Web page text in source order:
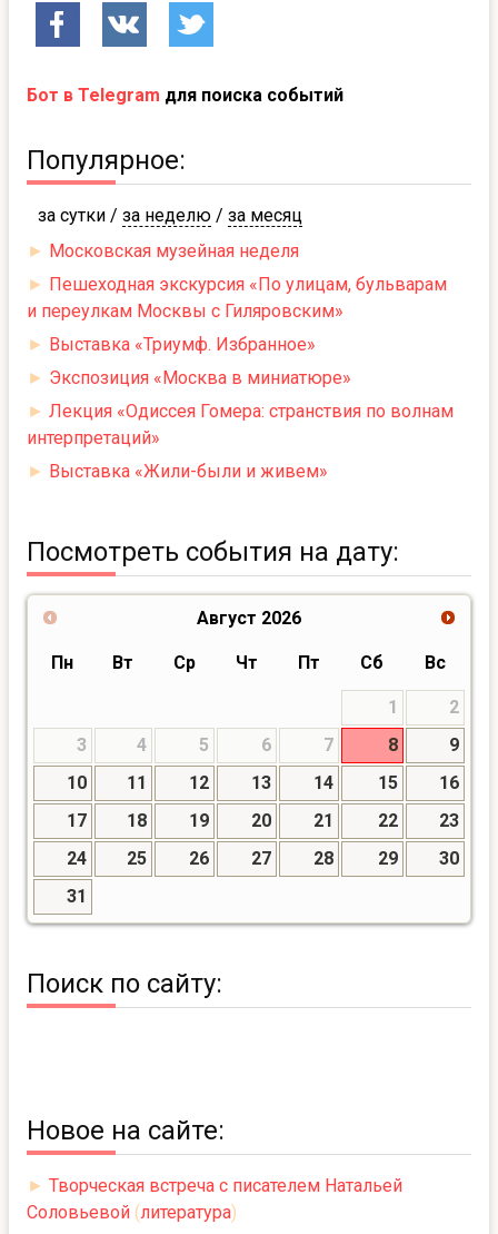
Бот в Telegram для поиска событий
Популярное:
за сутки / за неделю / за месяц
► Московская музейная неделя
► Пешеходная экскурсия «По улицам, бульварам
и переулкам Москвы с Гиляровским»
► Выставка «Триумф. Избранное»
► Экспозиция «Москва в миниатюре»
► Лекция «Одиссея Гомера: странствия по волнам
интерпретаций»
► Выставка «Жили-были и живем»
Посмотреть события на дату:
Август 2026
Пн Вт Ср Чт Пт Сб Вс
1
2
3
4 5 6 7 8
9
10
11 12 13 14 15
16
17
18 19 20 21 22
23
24
25 26 27 28 29
30
31
Поиск по сайту:
Новое на сайте:
► Творческая встреча с писателем Натальей
Соловьевой (литература)